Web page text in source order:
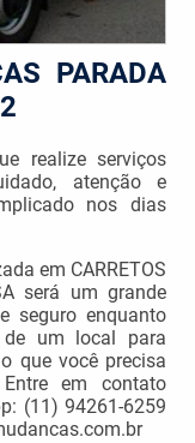
PARADA
realize serviços
atenção e
nos dias
em CARRETOS
será um grande
seguro enquanto
de um local para
que você precisa
em contato
(11) 94261-6259